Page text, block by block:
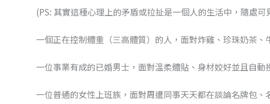
(PS: 其實這種心理上的矛盾或拉扯是一個人的生活中，隨處可
一個正在控制體重（三高體質）的人，面對炸雞、珍珠奶茶
一位事業有成的已婚男士，面對溫柔體貼、身材姣好並且自動
一位普通的女性上班族，面對周遭同事天天都在談論名牌包、